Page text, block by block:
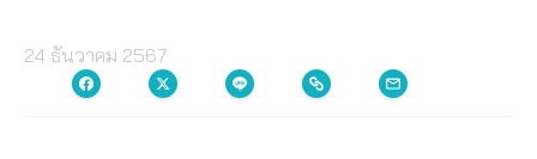
24 ธันวาคม 2567